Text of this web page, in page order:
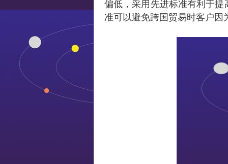
偏低，采用先进标准有利于
准可以避免跨国贸易时客户因